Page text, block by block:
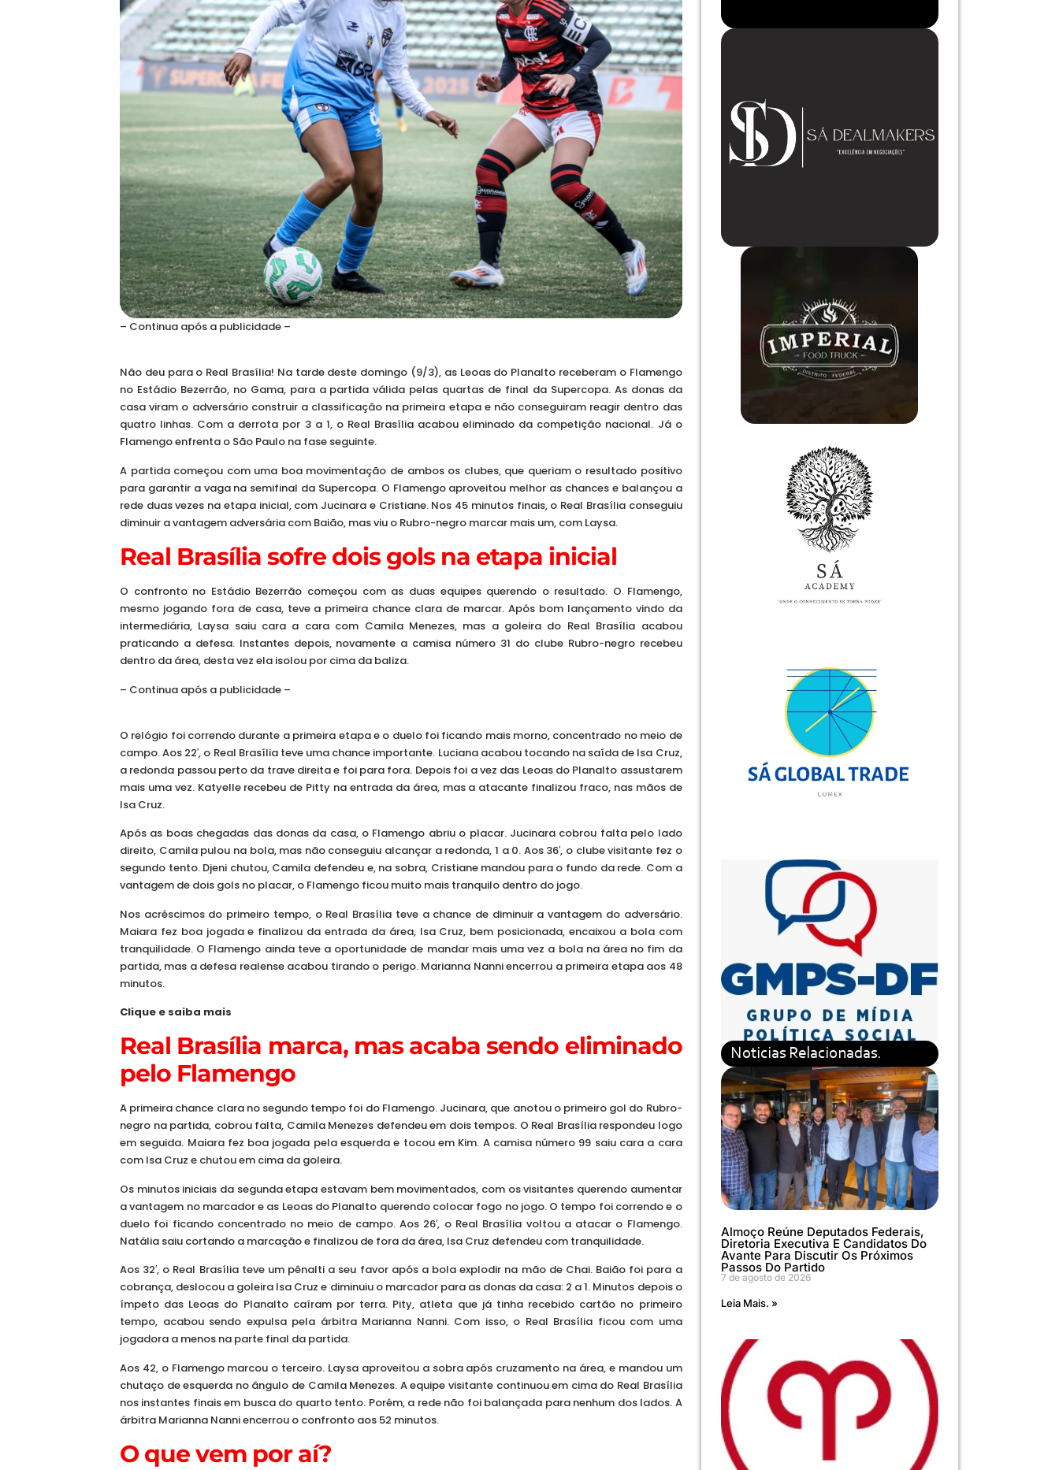
– Continua após a publicidade –
Não deu para o Real Brasília! Na tarde deste domingo (9/3), as Leoas do Planalto receberam o Flamengo
no Estádio Bezerrão, no Gama, para a partida válida pelas quartas de final da Supercopa. As donas da
casa viram o adversário construir a classificação na primeira etapa e não conseguiram reagir dentro das
quatro linhas. Com a derrota por 3 a 1, o Real Brasília acabou eliminado da competição nacional. Já o
Flamengo enfrenta o São Paulo na fase seguinte.
A partida começou com uma boa movimentação de ambos os clubes, que queriam o resultado positivo
para garantir a vaga na semifinal da Supercopa. O Flamengo aproveitou melhor as chances e balançou a
rede duas vezes na etapa inicial, com Jucinara e Cristiane. Nos 45 minutos finais, o Real Brasília conseguiu
diminuir a vantagem adversária com Baião, mas viu o Rubro-negro marcar mais um, com Laysa.
Real Brasília sofre dois gols na etapa inicial
O confronto no Estádio Bezerrão começou com as duas equipes querendo o resultado. O Flamengo,
mesmo jogando fora de casa, teve a primeira chance clara de marcar. Após bom lançamento vindo da
intermediária, Laysa saiu cara a cara com Camila Menezes, mas a goleira do Real Brasília acabou
praticando a defesa. Instantes depois, novamente a camisa número 31 do clube Rubro-negro recebeu
dentro da área, desta vez ela isolou por cima da baliza.
– Continua após a publicidade –
O relógio foi correndo durante a primeira etapa e o duelo foi ficando mais morno, concentrado no meio de
campo. Aos 22′, o Real Brasília teve uma chance importante. Luciana acabou tocando na saída de Isa Cruz,
a redonda passou perto da trave direita e foi para fora. Depois foi a vez das Leoas do Planalto assustarem
mais uma vez. Katyelle recebeu de Pitty na entrada da área, mas a atacante finalizou fraco, nas mãos de
Isa Cruz.
Após as boas chegadas das donas da casa, o Flamengo abriu o placar. Jucinara cobrou falta pelo lado
direito, Camila pulou na bola, mas não conseguiu alcançar a redonda, 1 a 0. Aos 36′, o clube visitante fez o
segundo tento. Djeni chutou, Camila defendeu e, na sobra, Cristiane mandou para o fundo da rede. Com a
vantagem de dois gols no placar, o Flamengo ficou muito mais tranquilo dentro do jogo.
Nos acréscimos do primeiro tempo, o Real Brasília teve a chance de diminuir a vantagem do adversário.
Maiara fez boa jogada e finalizou da entrada da área, Isa Cruz, bem posicionada, encaixou a bola com
tranquilidade. O Flamengo ainda teve a oportunidade de mandar mais uma vez a bola na área no fim da
partida, mas a defesa realense acabou tirando o perigo. Marianna Nanni encerrou a primeira etapa aos 48
minutos.
Clique e saiba mais
Real Brasília marca, mas acaba sendo eliminado
pelo Flamengo
A primeira chance clara no segundo tempo foi do Flamengo. Jucinara, que anotou o primeiro gol do Rubro-
negro na partida, cobrou falta, Camila Menezes defendeu em dois tempos. O Real Brasília respondeu logo
em seguida. Maiara fez boa jogada pela esquerda e tocou em Kim. A camisa número 99 saiu cara a cara
com Isa Cruz e chutou em cima da goleira.
Os minutos iniciais da segunda etapa estavam bem movimentados, com os visitantes querendo aumentar
a vantagem no marcador e as Leoas do Planalto querendo colocar fogo no jogo. O tempo foi correndo e o
duelo foi ficando concentrado no meio de campo. Aos 26′, o Real Brasília voltou a atacar o Flamengo.
Natália saiu cortando a marcação e finalizou de fora da área, Isa Cruz defendeu com tranquilidade.
Aos 32′, o Real Brasília teve um pênalti a seu favor após a bola explodir na mão de Chai. Baião foi para a
cobrança, deslocou a goleira Isa Cruz e diminuiu o marcador para as donas da casa: 2 a 1. Minutos depois o
ímpeto das Leoas do Planalto caíram por terra. Pity, atleta que já tinha recebido cartão no primeiro
tempo, acabou sendo expulsa pela árbitra Marianna Nanni. Com isso, o Real Brasília ficou com uma
jogadora a menos na parte final da partida.
Aos 42, o Flamengo marcou o terceiro. Laysa aproveitou a sobra após cruzamento na área, e mandou um
chutaço de esquerda no ângulo de Camila Menezes. A equipe visitante continuou em cima do Real Brasília
nos instantes finais em busca do quarto tento. Porém, a rede não foi balançada para nenhum dos lados. A
árbitra Marianna Nanni encerrou o confronto aos 52 minutos.
O que vem por aí?
Noticias Relacionadas.
Almoço Reúne Deputados Federais,
Diretoria Executiva E Candidatos Do
Avante Para Discutir Os Próximos
Passos Do Partido
7 de agosto de 2026
Leia Mais. »